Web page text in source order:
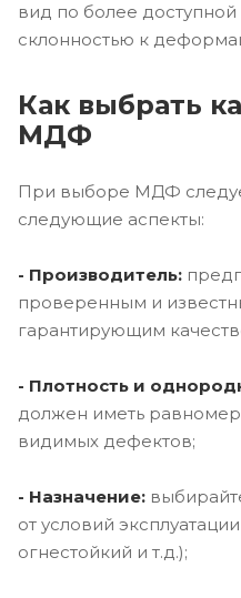
вид по более
склонностью к
Как выбрать
МДФ
При выборе МДФ
следующие аспекты:
- Производитель:
проверенным и
гарантирующим
- Плотность и
должен иметь
видимых дефектов;
- Назначение:
от условий
огнестойкий и т.д.);